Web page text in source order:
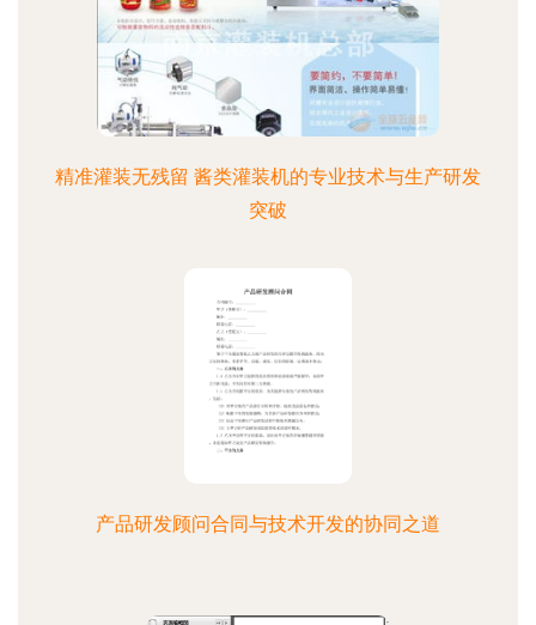
精准灌装无残留 酱类灌装机的专业技术与生产研发
突破
产品研发顾问合同与技术开发的协同之道